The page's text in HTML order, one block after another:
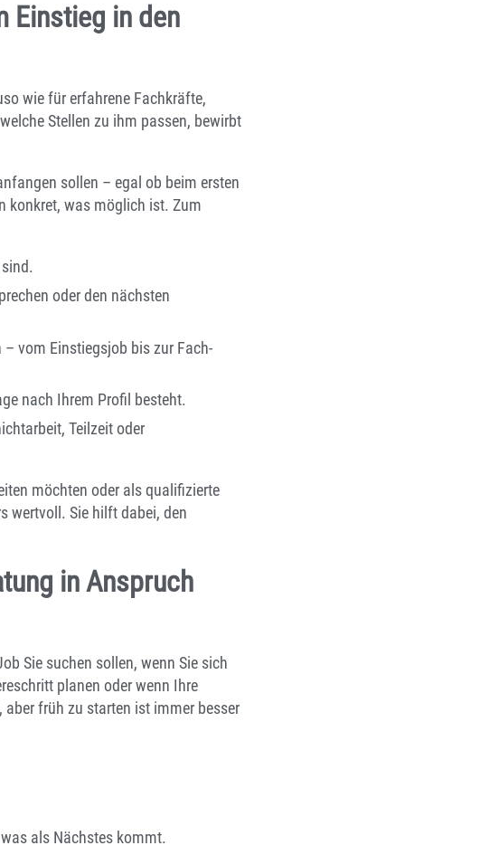
Einstieg in den
wie für erfahrene Fachkräfte,
Stellen zu ihm passen, bewirbt
sollen – egal ob beim ersten
konkret, was möglich ist. Zum
oder den nächsten
– vom Einstiegsjob bis zur Fach-
nach Ihrem Profil besteht.
Teilzeit oder
möchten oder als qualifizierte
wertvoll. Sie hilft dabei, den
in Anspruch
Sie suchen sollen, wenn Sie sich
planen oder wenn Ihre
früh zu starten ist immer besser
als Nächstes kommt.